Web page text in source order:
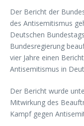
Der Bericht der
des Antisemitismus
Deutschen
Bundesregierung
vier Jahre einen
Antisemitismus in
Der Bericht wurde
Mitwirkung des
Kampf gegen